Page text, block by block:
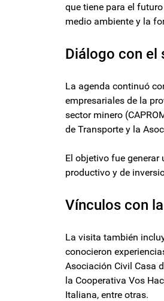
que tiene para el
medio ambiente y la
Diálogo con el
La agenda continuó
empresariales de la
sector minero
de Transporte y la
El objetivo fue
productivo y de
Vínculos con
La visita también
conocieron
Asociación Civil Casa
la Cooperativa Vos
Italiana, entre otras.